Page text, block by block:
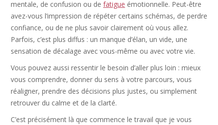
mentale, de confusion ou de fatigue émotionnelle. Peut-être
avez-vous l’impression de répéter certains schémas, de perdre
confiance, ou de ne plus savoir clairement où vous allez.
Parfois, c’est plus diffus : un manque d’élan, un vide, une
sensation de décalage avec vous-même ou avec votre vie.
Vous pouvez aussi ressentir le besoin d’aller plus loin : mieux
vous comprendre, donner du sens à votre parcours, vous
réaligner, prendre des décisions plus justes, ou simplement
retrouver du calme et de la clarté.
C’est précisément là que commence le travail que je vous